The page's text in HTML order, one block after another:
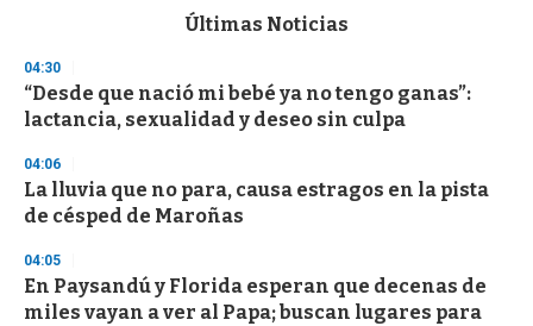
d
s
o
f
3
s
e
c
n
d
Últimas Noticias
04:30
“Desde que nació mi bebé ya no tengo ganas”:
lactancia, sexualidad y deseo sin culpa
04:06
La lluvia que no para, causa estragos en la pista
de césped de Maroñas
04:05
En Paysandú y Florida esperan que decenas de
miles vayan a ver al Papa; buscan lugares para